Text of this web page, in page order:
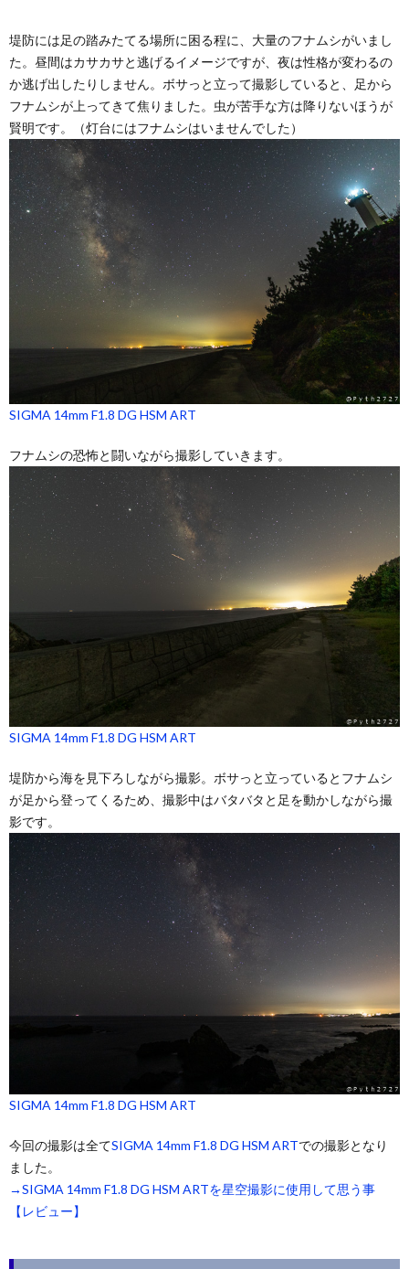
堤防には足の踏みたてる場所に困る程に、大量のフナムシがいまし
た。昼間はカサカサと逃げるイメージですが、夜は性格が変わるの
か逃げ出したりしません。ボサっと立って撮影していると、足から
フナムシが上ってきて焦りました。虫が苦手な方は降りないほうが
賢明です。（灯台にはフナムシはいませんでした）
SIGMA 14mm F1.8 DG HSM ART
フナムシの恐怖と闘いながら撮影していきます。
SIGMA 14mm F1.8 DG HSM ART
堤防から海を見下ろしながら撮影。ボサっと立っているとフナムシ
が足から登ってくるため、撮影中はバタバタと足を動かしながら撮
影です。
SIGMA 14mm F1.8 DG HSM ART
今回の撮影は全てSIGMA 14mm F1.8 DG HSM ARTでの撮影となり
ました。
→SIGMA 14mm F1.8 DG HSM ARTを星空撮影に使用して思う事
【レビュー】